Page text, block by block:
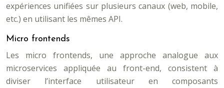
expériences unifiées sur plusieurs canaux (web, mobile,
etc.) en utilisant les mêmes API.
Micro frontends
Les micro frontends, une approche analogue aux
microservices appliquée au front-end, consistent à
diviser l’interface utilisateur en composants